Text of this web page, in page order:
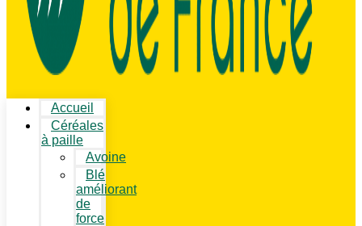
Accueil
Céréales
à paille
Avoine
Blé
améliorant
de
force